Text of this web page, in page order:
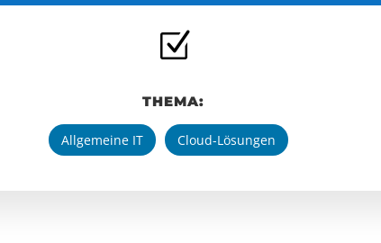
Z
THEMA:
Allgemeine IT Cloud-Lösungen